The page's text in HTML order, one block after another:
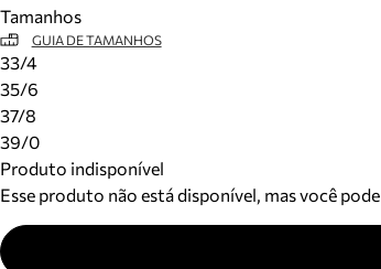
Tamanhos
GUIA DE TAMANHOS
33/4
35/6
37/8
39/0
Produto indisponível
Esse produto não está disponível, mas você pode